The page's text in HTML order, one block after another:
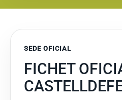
SEDE OFICIAL
FICHET